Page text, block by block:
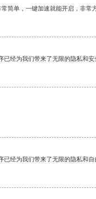
简单，一键加速就能开启，非常方
已经为我们带来了无限的隐私和安
已经为我们带来了无限的隐私和自